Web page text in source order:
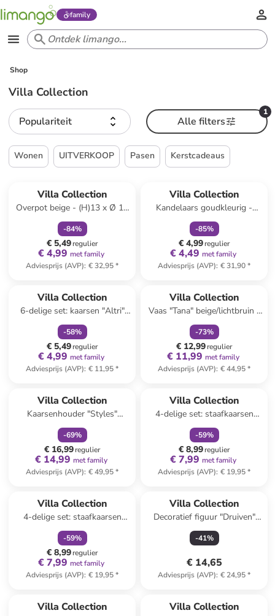
family
Shop
Villa Collection
Populariteit
1
Alle filters
Wonen UITVERKOOP Pasen Kerstcadeaus
Villa Collection
Overpot beige - (H)13 x Ø 11
cm
-84%
€ 5,49regulier
€ 4,99 met family
Adviesprijs (AVP): € 32,95*
Villa Collection
Kandelaars goudkleurig -
(H)25,5 x Ø 9,5 cm
-85%
€ 4,99regulier
€ 4,49 met family
Adviesprijs (AVP): € 31,90*
Villa Collection
6-delige set: kaarsen "Altri"
grijs
-58%
€ 5,49regulier
€ 4,99 met family
Adviesprijs (AVP): € 11,95*
Villa Collection
Vaas "Tana" beige/lichtbruin -
(H)28,5 cm x Ø 23,5 cm
-73%
€ 12,99regulier
€ 11,99 met family
Adviesprijs (AVP): € 44,95*
Villa Collection
Kaarsenhouder "Styles"
beige/oranje/blauw - (B)5 x
(H)21 x (D)6 cm
-69%
€ 16,99regulier
€ 14,99 met family
Adviesprijs (AVP): € 49,95*
Villa Collection
4-delige set: staafkaarsen
"Styles" lichtblauw/wit
-59%
€ 8,99regulier
€ 7,99 met family
Adviesprijs (AVP): € 19,95*
Villa Collection
4-delige set: staafkaarsen
"Styles" geel/wit
-59%
€ 8,99regulier
€ 7,99 met family
Adviesprijs (AVP): € 19,95*
Villa Collection
Decoratief figuur "Druiven"
groen - (L)14 x (B)8 cm
-41%
€ 14,65
Adviesprijs (AVP): € 24,95*
Villa Collection Villa Collection